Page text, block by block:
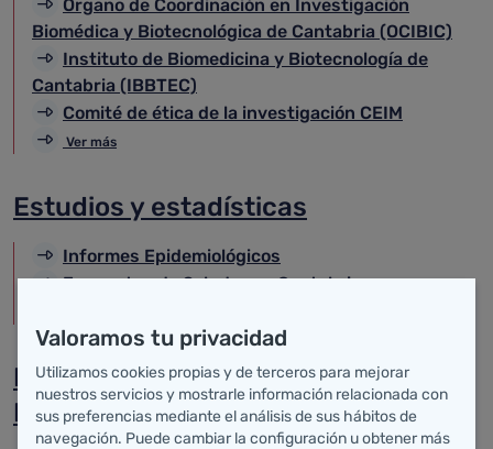
Órgano de Coordinación en Investigación
Biomédica y Biotecnológica de Cantabria (OCIBIC)
Instituto de Biomedicina y Biotecnología de
Cantabria (IBBTEC)
Comité de ética de la investigación CEIM
Ver más
Estudios y estadísticas
Informes Epidemiológicos
Encuestas de Salud para Cantabria
Biblioteca virtual Marquesa de
Pelayo
Valoramos tu privacidad
Utilizamos cookies propias y de terceros para mejorar
nuestros servicios y mostrarle información relacionada con
sus preferencias mediante el análisis de sus hábitos de
navegación. Puede cambiar la configuración u obtener más